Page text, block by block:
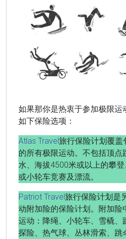
如果那你是热衷于参加极限运
如下保险选项：
Atlas Travel 旅行保险计划覆盖
的所有极限运动。不包括顶点
水、海拔4500米或以上的攀
或小轮车竞赛及漂流。
Patriot Travel 旅行保险计划是
动附加险的保险计划。附加险
运动：降绳、小轮车、雪橇、
探险、热气球、丛林滑索、跳